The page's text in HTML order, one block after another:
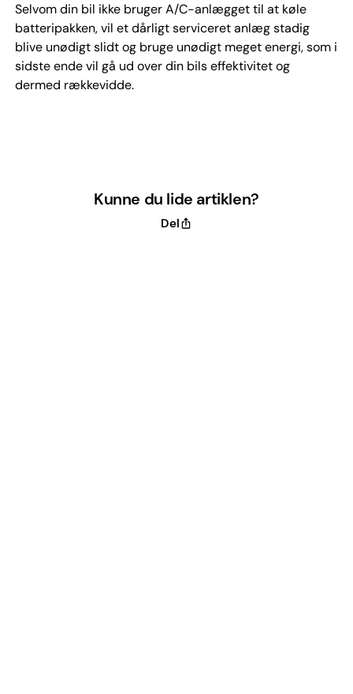
Selvom din bil ikke bruger A/C-anlægget til at køle
batteripakken, vil et dårligt serviceret anlæg stadig
blive unødigt slidt og bruge unødigt meget energi, som i
sidste ende vil gå ud over din bils effektivitet og
dermed rækkevidde.
Kunne du lide artiklen?
Del